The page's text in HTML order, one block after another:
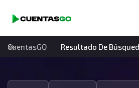
CuentasGO Resultado De